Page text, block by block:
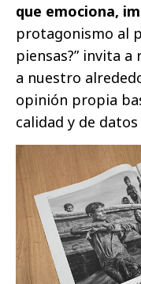
que emociona,
protagonismo al
piensas?” invita
a nuestro
opinión propia
calidad y de